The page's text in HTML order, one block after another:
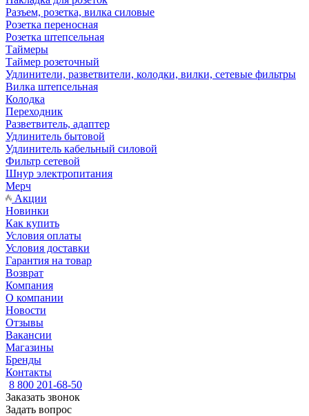
Разъем, розетка, вилка силовые
Розетка переносная
Розетка штепсельная
Таймеры
Таймер розеточный
Удлинители, разветвители, колодки, вилки, сетевые фильтры
Вилка штепсельная
Колодка
Переходник
Разветвитель, адаптер
Удлинитель бытовой
Удлинитель кабельный силовой
Фильтр сетевой
Шнур электропитания
Мерч
Акции
Новинки
Как купить
Условия оплаты
Условия доставки
Гарантия на товар
Возврат
Компания
О компании
Новости
Отзывы
Вакансии
Магазины
Бренды
Контакты
8 800 201-68-50
Заказать звонок
Задать вопрос